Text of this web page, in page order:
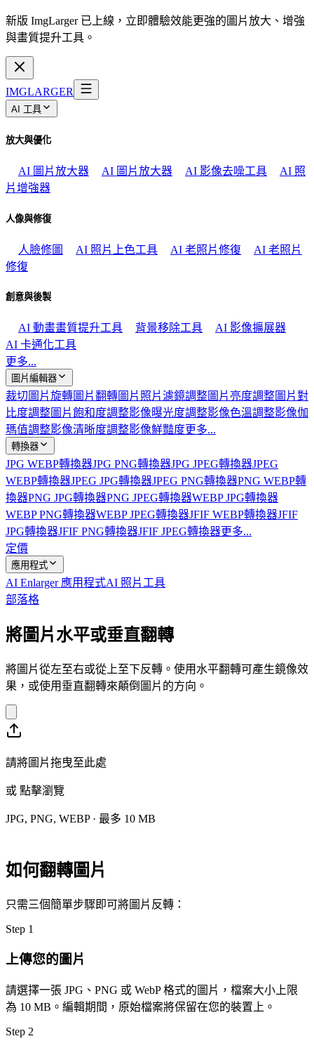
新版 ImgLarger 已上線，立即體驗效能更強的圖片放大、增強
與畫質提升工具。
IMGLARGER
AI 工具
放大與優化
AI 圖片放大器 AI 圖片放大器 AI 影像去噪工具
AI 照
片增強器
人像與修復
人臉修圖 AI 照片上色工具 AI 老照片修復
AI 老照片
修復
創意與後製
AI 動畫畫質提升工具 背景移除工具
AI 影像擴展器
AI 卡通化工具
更多...
圖片編輯器
裁切圖片旋轉圖片翻轉圖片 照片濾鏡調整圖片亮度調整圖片對
比度調整圖片飽和度調整影像曝光度調整影像色溫調整影像伽
瑪值調整影像清晰度調整影像鮮豔度更多...
轉換器
JPG WEBP轉換器JPG PNG轉換器JPG JPEG轉換器JPEG
WEBP轉換器JPEG JPG轉換器JPEG PNG轉換器PNG WEBP轉
換器PNG JPG轉換器PNG JPEG轉換器WEBP JPG轉換器
WEBP PNG轉換器WEBP JPEG轉換器JFIF WEBP轉換器JFIF
JPG轉換器JFIF PNG轉換器JFIF JPEG轉換器更多...
定價
應用程式
AI Enlarger 應用程式AI 照片工具
部落格
將圖片水平或垂直翻轉
將圖片從左至右或從上至下反轉。使用水平翻轉可產生鏡像效
果，或使用垂直翻轉來顛倒圖片的方向。
請將圖片拖曳至此處
或 點擊瀏覽
JPG, PNG, WEBP · 最多 10 MB
如何翻轉圖片
只需三個簡單步驟即可將圖片反轉：
Step 1
上傳您的圖片
請選擇一張 JPG、PNG 或 WebP 格式的圖片，檔案大小上限
為 10 MB。編輯期間，原始檔案將保留在您的裝置上。
Step 2